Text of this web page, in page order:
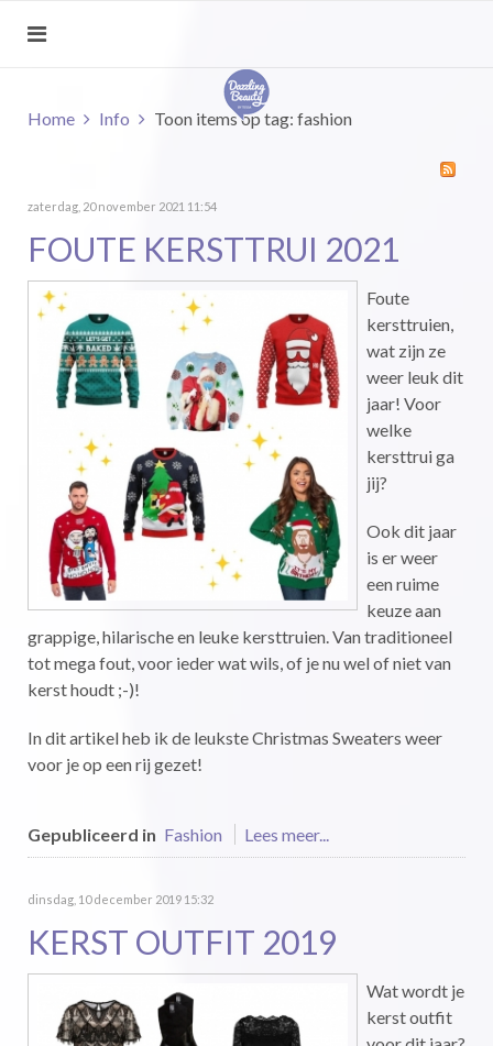
Home Info Toon items op tag: fashion
zaterdag, 20 november 2021 11:54
FOUTE KERSTTRUI 2021
Foute
kersttruien,
wat zijn ze
weer leuk dit
jaar! Voor
welke
kersttrui ga
jij?
Ook dit jaar
is er weer
een ruime
keuze aan
grappige, hilarische en leuke kersttruien. Van traditioneel
tot mega fout, voor ieder wat wils, of je nu wel of niet van
kerst houdt ;-)!
In dit artikel heb ik de leukste Christmas Sweaters weer
voor je op een rij gezet!
Gepubliceerd in Fashion Lees meer...
dinsdag, 10 december 2019 15:32
KERST OUTFIT 2019
Wat wordt je
kerst outfit